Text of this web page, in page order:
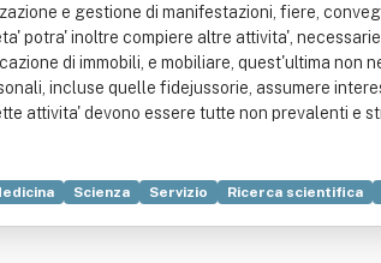
e gestione di manifestazioni, fiere,
potra' inoltre compiere altre attivita',
di immobili, e mobiliare, quest'ultima
incluse quelle fidejussorie, assumere
attivita' devono essere tutte non prevalenti e
Scienza Servizio Ricerca scientifica